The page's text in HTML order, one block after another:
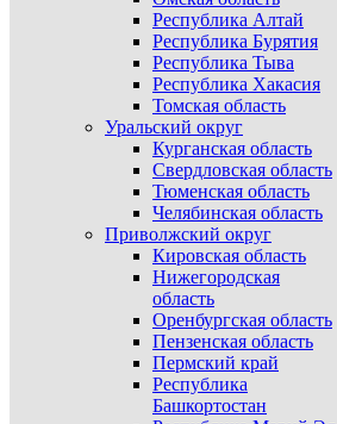
Республика Алтай
Республика Бурятия
Республика Тыва
Республика Хакасия
Томская область
Уральский округ
Курганская область
Свердловская область
Тюменская область
Челябинская область
Приволжский округ
Кировская область
Нижегородская
область
Оренбургская область
Пензенская область
Пермский край
Республика
Башкортостан